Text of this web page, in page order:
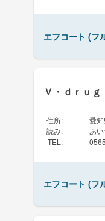
エフコート (フ
Ｖ・ｄｒｕ
住所:
愛
読み:
あ
TEL :
エフコート (フ